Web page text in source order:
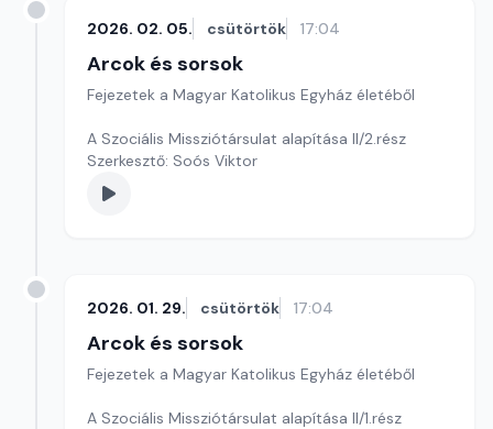
2026. 02. 05. csütörtök 17:04
Arcok és sorsok
Fejezetek a Magyar Katolikus Egyház életéből
A Szociális Missziótársulat alapítása II/2.rész
Szerkesztő: Soós Viktor
2026. 01. 29. csütörtök 17:04
Arcok és sorsok
Fejezetek a Magyar Katolikus Egyház életéből
A Szociális Missziótársulat alapítása II/1.rész